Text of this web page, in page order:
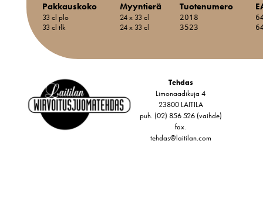
Pakkauskoko Myyntierä Tuotenumero
33 cl plo 24 x 33 cl 2018
33 cl tlk 24 x 33 cl 3523
Tehdas
Limonaadikuja 4
23800 LAITILA
puh. (02) 856 526 (vaihde)
fax.
tehdas@laitilan.com